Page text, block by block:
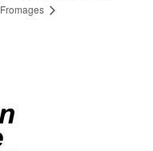
Fromages